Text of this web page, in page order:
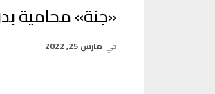
«جنة» محامية
في مارس 25, 2022